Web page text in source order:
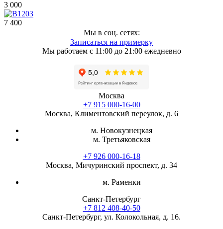
3 000
7 400
Мы в соц. сетях:
Записаться на примерку
Мы работаем с 11:00 до 21:00 ежедневно
Москва
+7 915 000-16-00
Москва, Климентовский переулок, д. 6
м. Новокузнецкая
м. Третьяковская
+7 926 000-16-18
Москва, Мичуринский проспект, д. 34
м. Раменки
Санкт-Петербург
+7 812 408-40-50
Санкт-Петербург, ул. Колокольная, д. 16.